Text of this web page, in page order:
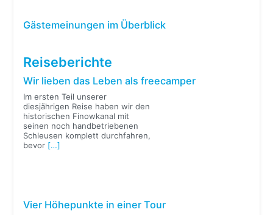
Gästemeinungen im Überblick
Reiseberichte
Wir lieben das Leben als freecamper
Im ersten Teil unserer
diesjährigen Reise haben wir den
historischen Finowkanal mit
seinen noch handbetriebenen
Schleusen komplett durchfahren,
bevor […]
Vier Höhepunkte in einer Tour